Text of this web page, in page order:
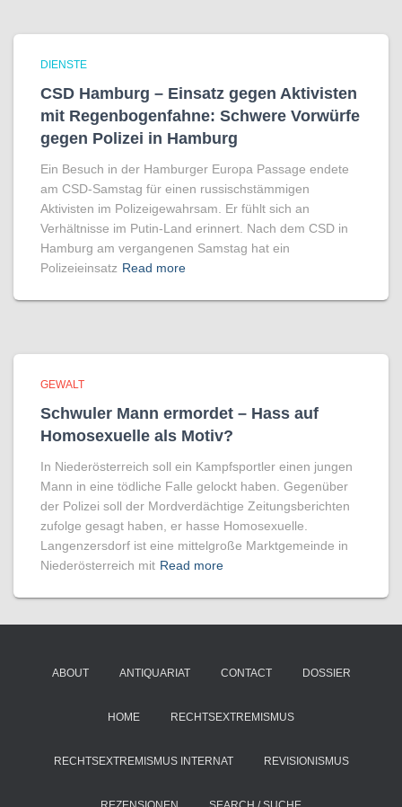
DIENSTE
CSD Hamburg – Einsatz gegen Aktivisten
mit Regenbogen­fahne: Schwere Vorwürfe
gegen Polizei in Hamburg
Ein Besuch in der Hamburger Europa Passage endete
am CSD-Samstag für einen russischstämmigen
Aktivisten im Polizeigewahrsam. Er fühlt sich an
Verhältnisse im Putin-Land erinnert. Nach dem CSD in
Hamburg am vergangenen Samstag hat ein
Polizeieinsatz Read more
GEWALT
Schwuler Mann ermordet – Hass auf
Homo­sexuelle als Motiv?
In Niederösterreich soll ein Kampfsportler einen jungen
Mann in eine tödliche Falle gelockt haben. Gegenüber
der Polizei soll der Mordverdächtige Zeitungsberichten
zufolge gesagt haben, er hasse Homosexuelle.
Langenzersdorf ist eine mittelgroße Marktgemeinde in
Niederösterreich mit Read more
ABOUT ANTIQUARIAT CONTACT DOSSIER
HOME RECHTSEXTREMISMUS
RECHTSEXTREMISMUS INTERNAT REVISIONISMUS